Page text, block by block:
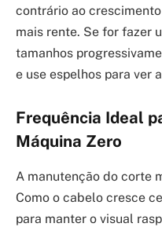
contrário ao
mais rente. Se for fazer
tamanhos
e use espelhos para ver
Frequência Ideal
Máquina Zero
A manutenção do corte
Como o cabelo cresce
para manter o visual